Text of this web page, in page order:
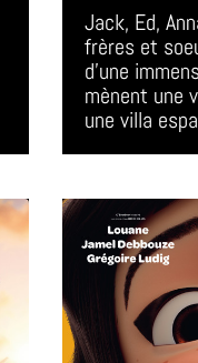
Jack, Ed,
frères et
d'une
mènent une
une villa